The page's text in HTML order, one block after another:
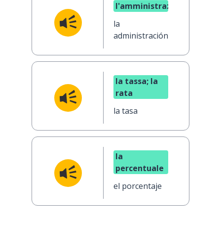
l'amministrazione
la
administración
la tassa; la
rata
la tasa
la
percentuale
el porcentaje